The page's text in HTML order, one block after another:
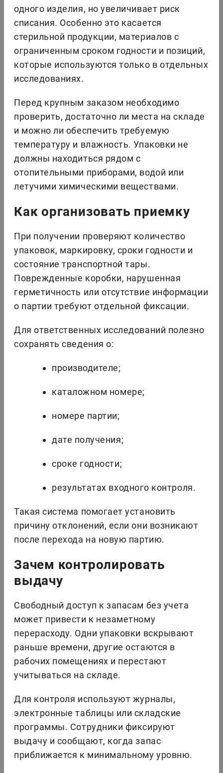
одного изделия, но увеличивает риск
списания. Особенно это касается
стерильной продукции, материалов с
ограниченным сроком годности и позиций,
которые используются только в отдельных
исследованиях.
Перед крупным заказом необходимо
проверить, достаточно ли места на складе
и можно ли обеспечить требуемую
температуру и влажность. Упаковки не
должны находиться рядом с
отопительными приборами, водой или
летучими химическими веществами.
Как организовать приемку
При получении проверяют количество
упаковок, маркировку, сроки годности и
состояние транспортной тары.
Поврежденные коробки, нарушенная
герметичность или отсутствие информации
о партии требуют отдельной фиксации.
Для ответственных исследований полезно
сохранять сведения о:
производителе;
каталожном номере;
номере партии;
дате получения;
сроке годности;
результатах входного контроля.
Такая система помогает установить
причину отклонений, если они возникают
после перехода на новую партию.
Зачем контролировать
выдачу
Свободный доступ к запасам без учета
может привести к незаметному
перерасходу. Одни упаковки вскрывают
раньше времени, другие остаются в
рабочих помещениях и перестают
учитываться на складе.
Для контроля используют журналы,
электронные таблицы или складские
программы. Сотрудники фиксируют
выдачу и сообщают, когда запас
приближается к минимальному уровню.